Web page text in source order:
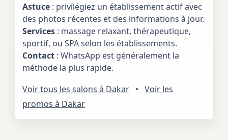
Astuce : privilégiez un établissement actif avec
des photos récentes et des informations à jour.
Services : massage relaxant, thérapeutique,
sportif, ou SPA selon les établissements.
Contact : WhatsApp est généralement la
méthode la plus rapide.
Voir tous les salons à Dakar • Voir les
promos à Dakar